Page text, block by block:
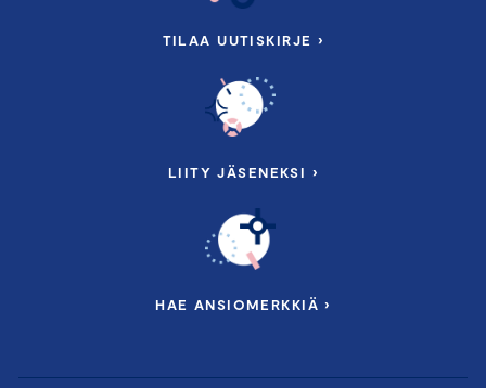
TILAA UUTISKIRJE ›
LIITY JÄSENEKSI ›
HAE ANSIOMERKKIÄ ›